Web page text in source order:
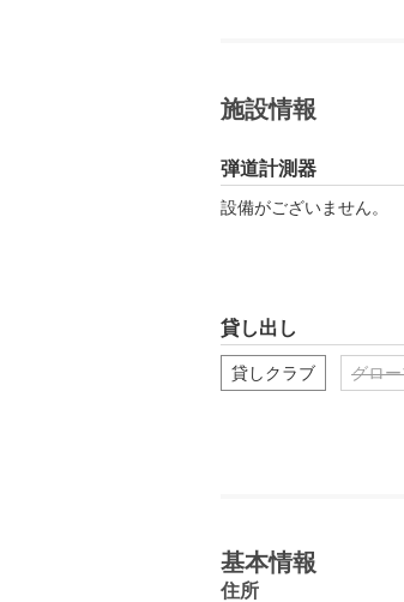
施設情報
弾道計測器
設備がございません。
貸し出し
貸しクラブ グロ
基本情報
住所